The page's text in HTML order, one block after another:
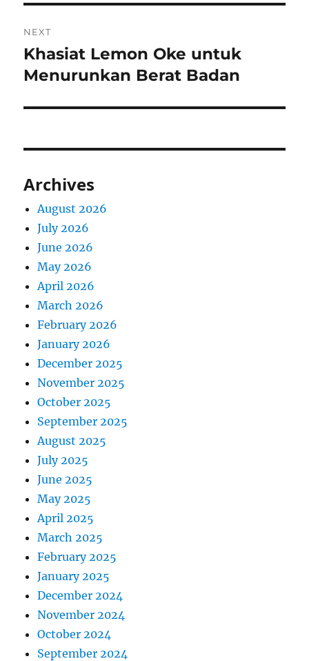
NEXT
Next
post:
Khasiat Lemon Oke untuk
Menurunkan Berat Badan
Archives
August 2026
July 2026
June 2026
May 2026
April 2026
March 2026
February 2026
January 2026
December 2025
November 2025
October 2025
September 2025
August 2025
July 2025
June 2025
May 2025
April 2025
March 2025
February 2025
January 2025
December 2024
November 2024
October 2024
September 2024